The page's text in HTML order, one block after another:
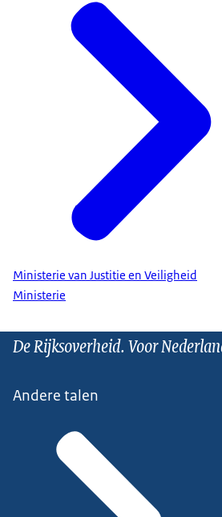
Ministerie van Justitie en Veiligheid
Ministerie
De Rijksoverheid. Voor
Andere talen